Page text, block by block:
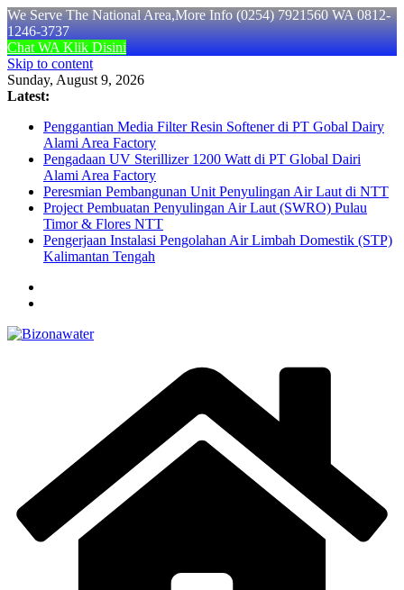
We Serve The National Area,More Info (0254) 7921560 WA 0812-
1246-3737
Chat WA Klik Disini
Skip to content
Sunday, August 9, 2026
Latest:
Penggantian Media Filter Resin Softener di PT Gobal Dairy
Alami Area Factory
Pengadaan UV Sterillizer 1200 Watt di PT Global Dairi
Alami Area Factory
Peresmian Pembangunan Unit Penyulingan Air Laut di NTT
Project Pembuatan Penyulingan Air Laut (SWRO) Pulau
Timor & Flores NTT
Pengerjaan Instalasi Pengolahan Air Limbah Domestik (STP)
Kalimantan Tengah